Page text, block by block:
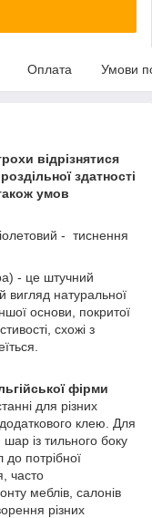
Оплата Умови
відрізнятися
здатності
умов
- тиснення
- це штучний
вигляд натуральної
основи, покритої
схожі з
фірми
для різних
додаткового клею. Для
із тильного боку
до потрібної
часто
меблів, салонів
різних